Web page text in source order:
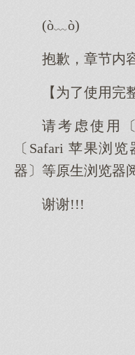
(ò﹏ò)
抱歉，章节内
【为了使用完
请考虑使用
〔Safari 苹果浏
器〕等原生浏览器
谢谢!!!